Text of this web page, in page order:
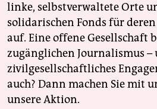
linke, selbstverwaltete Orte
solidarischen Fonds für
auf. Eine offene Gesellschaft
zugänglichen Journalismus –
zivilgesellschaftliches
auch? Dann machen Sie mit
unsere Aktion.